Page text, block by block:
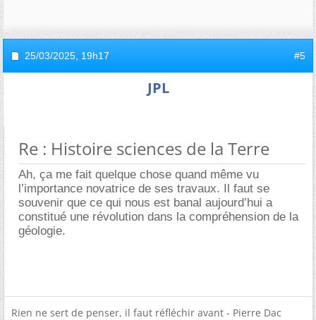
25/03/2025, 19h17 #5
JPL
Re : Histoire sciences de la Terre
Ah, ça me fait quelque chose quand même vu
l’importance novatrice de ses travaux. Il faut se
souvenir que ce qui nous est banal aujourd’hui a
constitué une révolution dans la compréhension de la
géologie.
Rien ne sert de penser, il faut réfléchir avant - Pierre Dac